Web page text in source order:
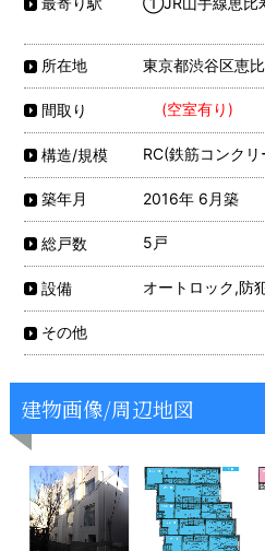
所在地 東京都渋谷区恵
間取り (空室有り)
構造/規模 RC(鉄筋コンク
築年月 2016年 6月築
総戸数 5戸
設備 オートロック,防
その他
建物画像/周辺地図